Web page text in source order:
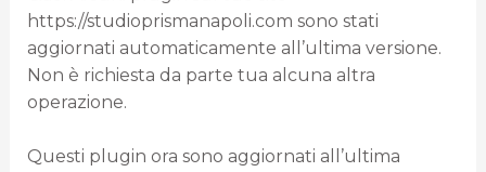
https://studioprismanapoli.com sono stati
aggiornati automaticamente all’ultima versione.
Non è richiesta da parte tua alcuna altra
operazione.
Questi plugin ora sono aggiornati all’ultima